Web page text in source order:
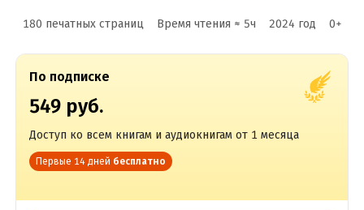
180 печатных страниц Время чтения ≈ 5ч 2024 год 0+
По подписке
549 руб.
Доступ ко всем книгам и аудиокнигам от 1 месяца
Первые 14 дней бесплатно